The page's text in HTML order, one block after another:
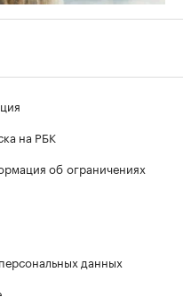
на РБК
об ограничениях
данных